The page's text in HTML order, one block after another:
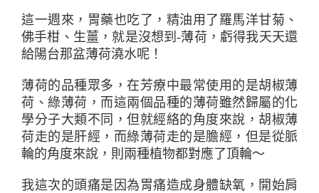
這一週來，胃藥也吃了，精油用了羅馬洋甘菊、
佛手柑、生薑，就是沒想到-薄荷，虧得我天天還
給陽台那盆薄荷澆水呢！
薄荷的品種眾多，在芳療中最常使用的是胡椒薄
荷、綠薄荷，而這兩個品種的薄荷雖然歸屬的化
學分子大類不同，但就經絡的角度來說，胡椒薄
荷走的是肝經，而綠薄荷走的是膽經，但是從脈
輪的角度來說，則兩種植物都對應了頂輪～
我這次的頭痛是因為胃痛造成身體缺氧，開始肩